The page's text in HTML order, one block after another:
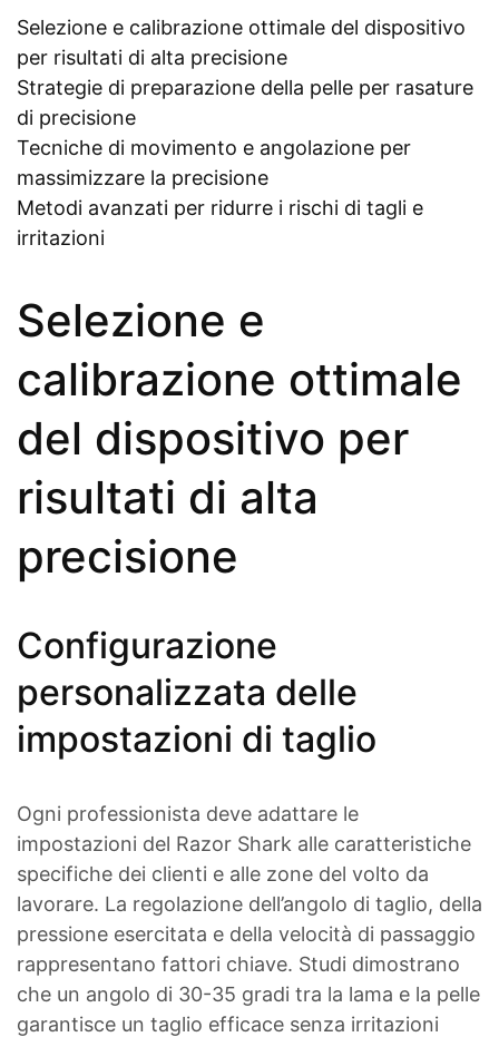
Selezione e calibrazione ottimale del dispositivo
per risultati di alta precisione
Strategie di preparazione della pelle per rasature
di precisione
Tecniche di movimento e angolazione per
massimizzare la precisione
Metodi avanzati per ridurre i rischi di tagli e
irritazioni
Selezione e
calibrazione ottimale
del dispositivo per
risultati di alta
precisione
Configurazione
personalizzata delle
impostazioni di taglio
Ogni professionista deve adattare le
impostazioni del Razor Shark alle caratteristiche
specifiche dei clienti e alle zone del volto da
lavorare. La regolazione dell’angolo di taglio, della
pressione esercitata e della velocità di passaggio
rappresentano fattori chiave. Studi dimostrano
che un angolo di 30-35 gradi tra la lama e la pelle
garantisce un taglio efficace senza irritazioni